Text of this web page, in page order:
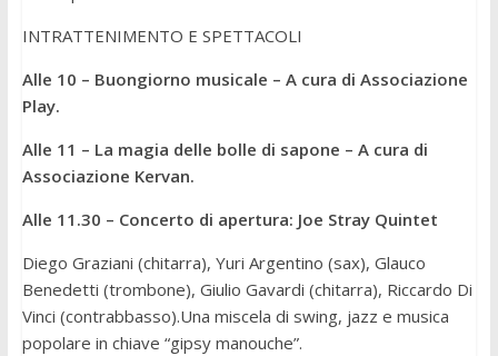
INTRATTENIMENTO E SPETTACOLI
Alle 10 – Buongiorno musicale – A cura di Associazione
Play.
Alle 11 – La magia delle bolle di sapone – A cura di
Associazione Kervan.
Alle 11.30 – Concerto di apertura: Joe Stray Quintet
Diego Graziani (chitarra), Yuri Argentino (sax), Glauco
Benedetti (trombone), Giulio Gavardi (chitarra), Riccardo Di
Vinci (contrabbasso).Una miscela di swing, jazz e musica
popolare in chiave “gipsy manouche”.